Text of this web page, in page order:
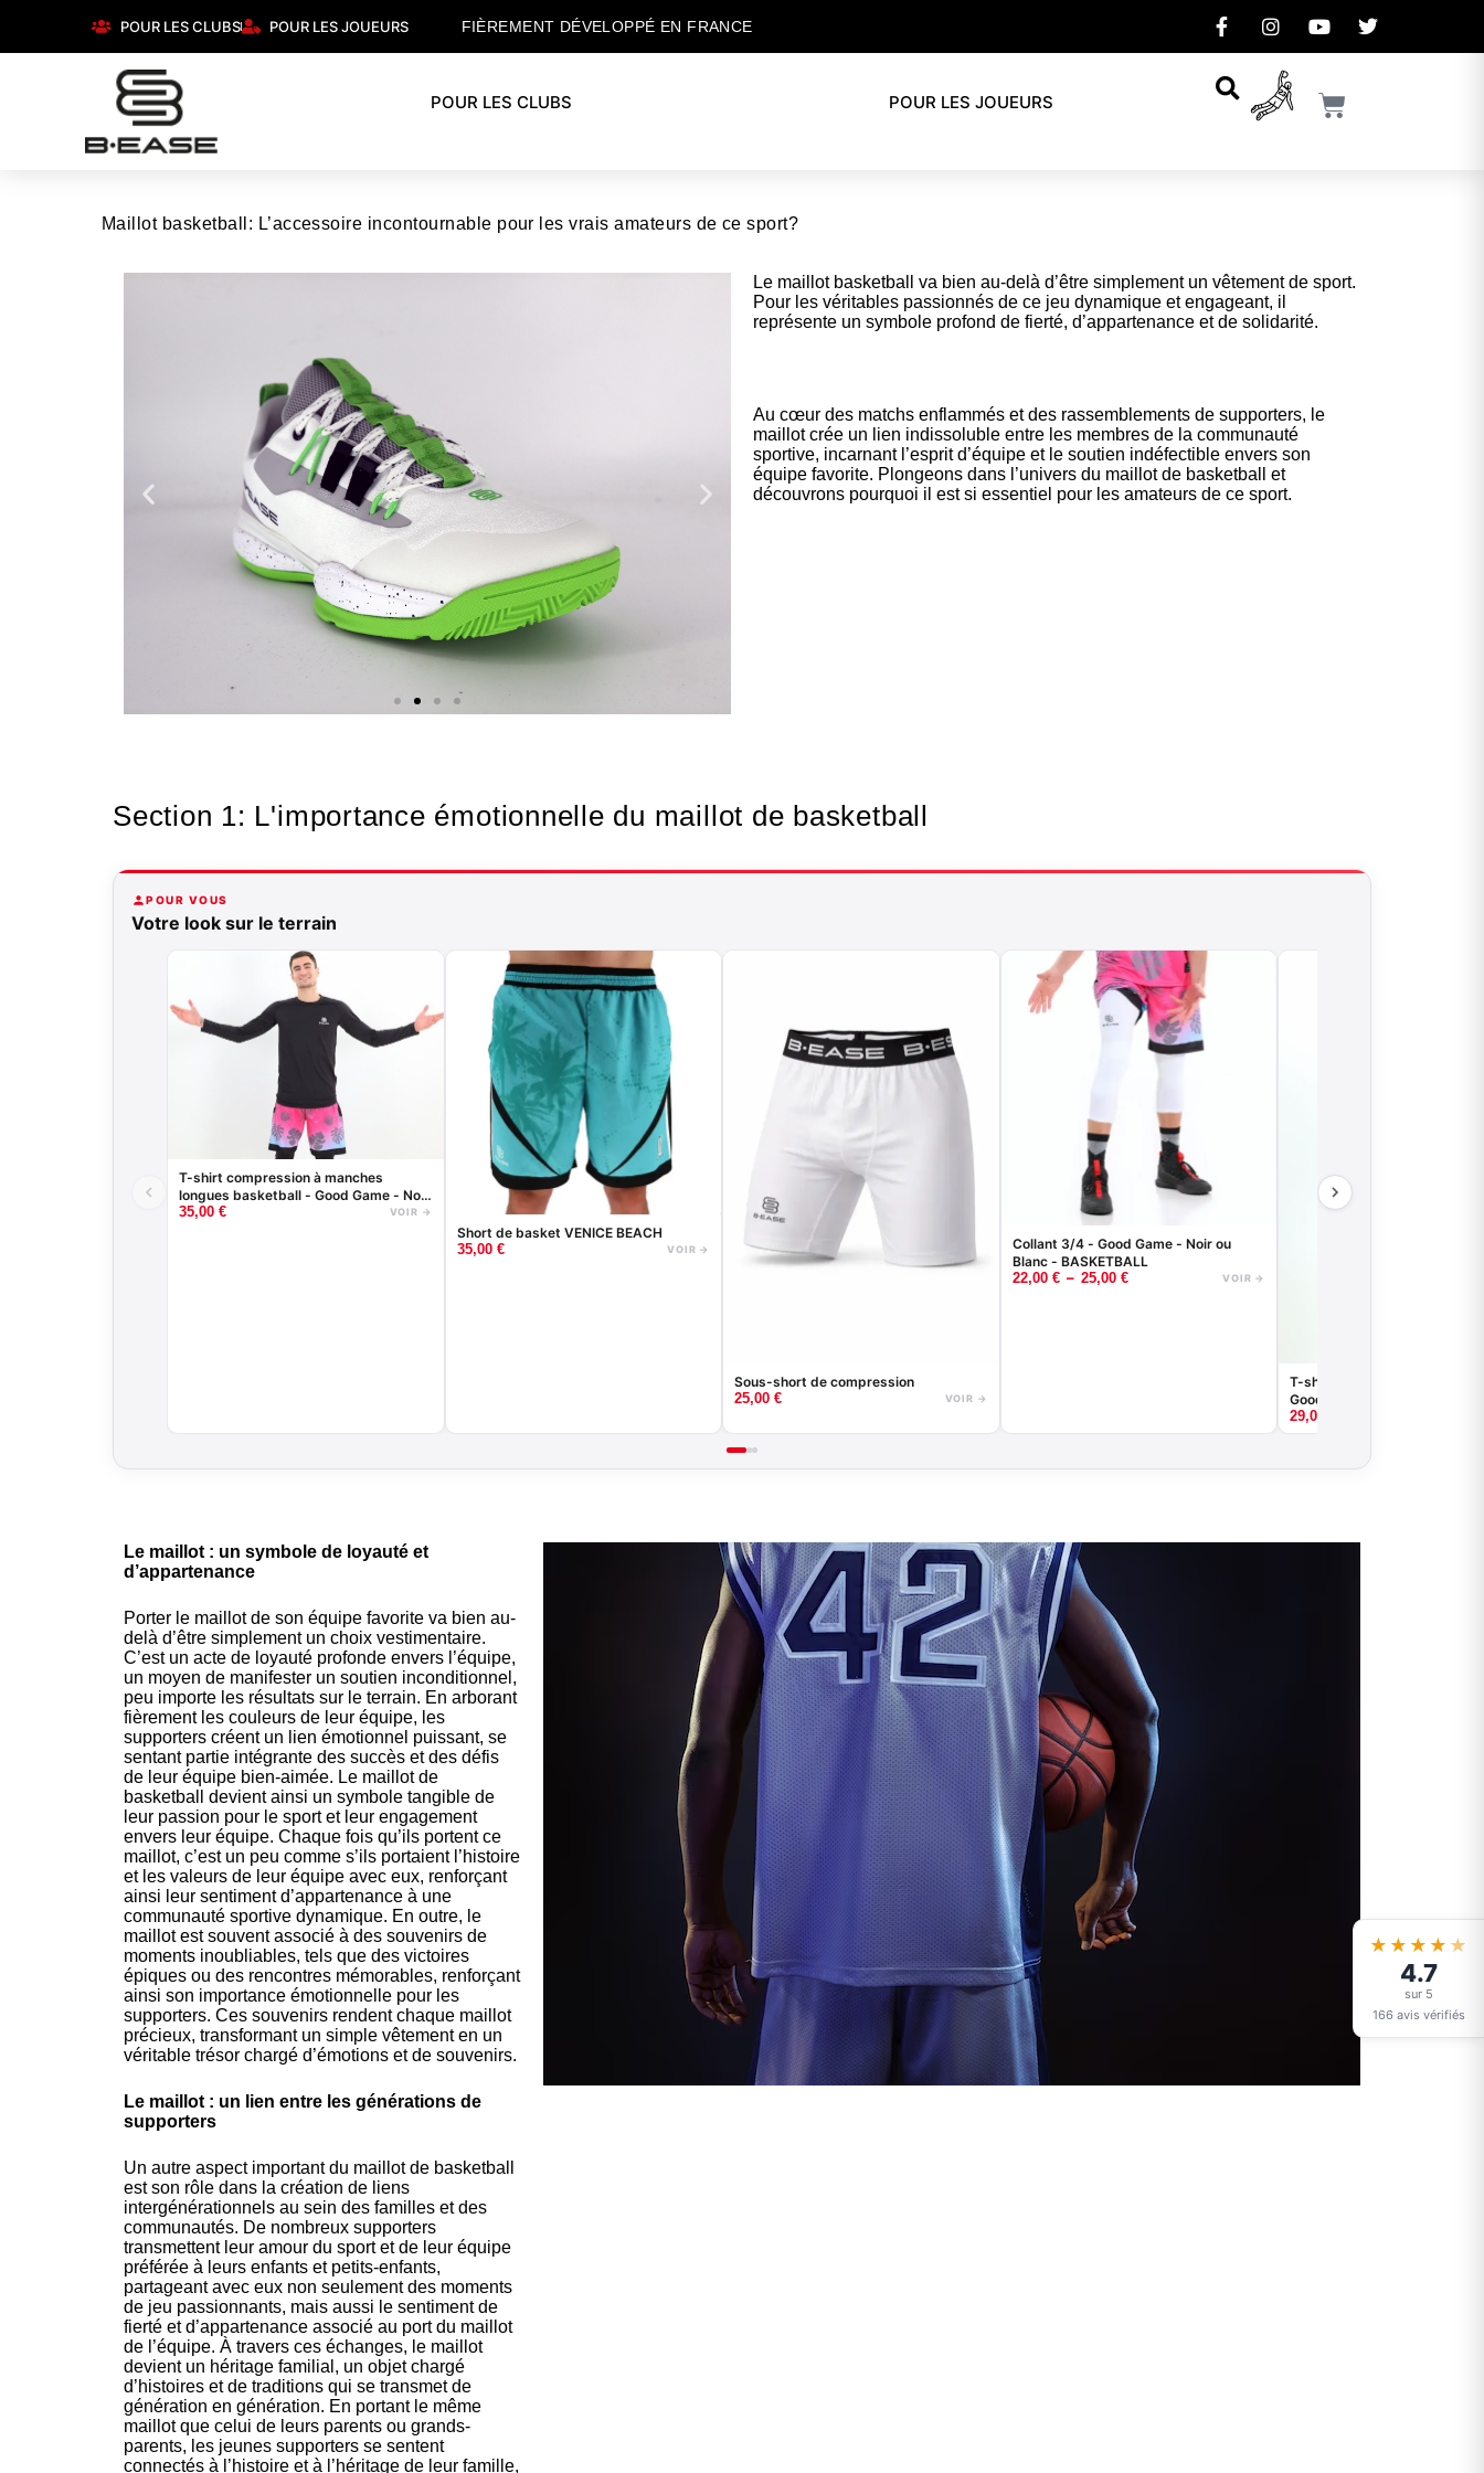
POUR LES CLUBS POUR LES JOUEURS FIÈREMENT DÉVELOPPÉ EN FRANCE
POUR LES CLUBS POUR LES JOUEURS
Maillot basketball: L’accessoire incontournable pour les vrais amateurs de ce sport?
chaussures
prix accessible.
Cliquez ici Cliquer ici
Le maillot basketball va bien au-delà d’être simplement un vêtement de sport.
Pour les véritables passionnés de ce jeu dynamique et engageant, il
représente un symbole profond de fierté, d’appartenance et de solidarité.
Au cœur des matchs enflammés et des rassemblements de supporters, le
maillot crée un lien indissoluble entre les membres de la communauté
sportive, incarnant l’esprit d’équipe et le soutien indéfectible envers son
équipe favorite. Plongeons dans l’univers du maillot de basketball et
découvrons pourquoi il est si essentiel pour les amateurs de ce sport.
Section 1: L'importance émotionnelle du maillot de basketball
POUR VOUS
Votre look sur le terrain
T-shirt compression à manches
longues basketball - Good Game - Noir
ou Blanc
35,00 € VOIR →
Short de basket VENICE BEACH
35,00 € VOIR →
Sous-short de compression
25,00 € VOIR →
Collant 3/4 - Good Game - Noir ou
Blanc - BASKETBALL
22,00 € – 25,00 € VOIR →
T-shirt de compression
Good Game - Noir ou Blanc
29,00
Le maillot : un symbole de loyauté et
d’appartenance
Porter le maillot de son équipe favorite va bien au-
delà d’être simplement un choix vestimentaire.
C’est un acte de loyauté profonde envers l’équipe,
un moyen de manifester un soutien inconditionnel,
peu importe les résultats sur le terrain. En arborant
fièrement les couleurs de leur équipe, les
supporters créent un lien émotionnel puissant, se
sentant partie intégrante des succès et des défis
de leur équipe bien-aimée. Le maillot de
basketball devient ainsi un symbole tangible de
leur passion pour le sport et leur engagement
envers leur équipe. Chaque fois qu’ils portent ce
maillot, c’est un peu comme s’ils portaient l’histoire
et les valeurs de leur équipe avec eux, renforçant
ainsi leur sentiment d’appartenance à une
communauté sportive dynamique. En outre, le
maillot est souvent associé à des souvenirs de
moments inoubliables, tels que des victoires
épiques ou des rencontres mémorables, renforçant
ainsi son importance émotionnelle pour les
supporters. Ces souvenirs rendent chaque maillot
précieux, transformant un simple vêtement en un
véritable trésor chargé d’émotions et de souvenirs.
Le maillot : un lien entre les générations de
supporters
Un autre aspect important du maillot de basketball
est son rôle dans la création de liens
intergénérationnels au sein des familles et des
communautés. De nombreux supporters
transmettent leur amour du sport et de leur équipe
préférée à leurs enfants et petits-enfants,
partageant avec eux non seulement des moments
de jeu passionnants, mais aussi le sentiment de
fierté et d’appartenance associé au port du maillot
de l’équipe. À travers ces échanges, le maillot
devient un héritage familial, un objet chargé
d’histoires et de traditions qui se transmet de
génération en génération. En portant le même
maillot que celui de leurs parents ou grands-
parents, les jeunes supporters se sentent
connectés à l’histoire et à l’héritage de leur famille,
★★★★ ★
4.7
sur 5
166 avis vérifiés